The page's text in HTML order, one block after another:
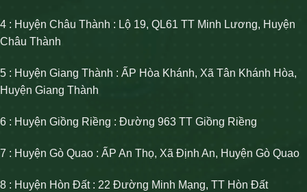
4 : Huyện Châu Thành : Lộ 19, QL61 TT Minh Lương, Huyện
Châu Thành
5 : Huyện Giang Thành : ẤP Hòa Khánh, Xã Tân Khánh Hòa,
Huyện Giang Thành
6 : Huyện Giồng Riềng : Đường 963 TT Giồng Riềng
7 : Huyện Gò Quao : ẤP An Thọ, Xã Định An, Huyện Gò Quao
8 : Huyện Hòn Đất : 22 Đường Minh Mạng, TT Hòn Đất